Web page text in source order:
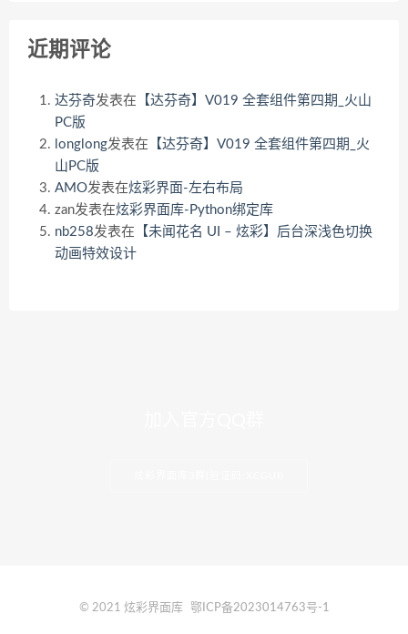
近期评论
达芬奇发表在 【达芬奇】V019 全套组件第四期_火山
PC版
longlong发表在 【达芬奇】V019 全套组件第四期_火
山PC版
AMO发表在炫彩界面-左右布局
zan发表在炫彩界面库-Python绑定库
nb258发表在 【未闻花名 UI – 炫彩】后台深浅色切换
动画特效设计
© 2021 炫彩界面库 鄂ICP备2023014763号-1